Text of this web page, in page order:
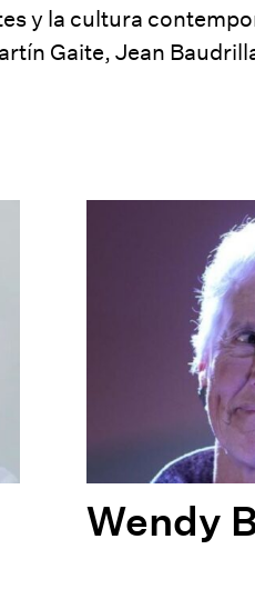
y la cultura
Gaite,Jean
Wendy